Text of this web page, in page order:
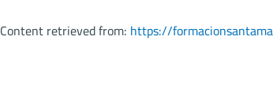
Content retrieved from: https://